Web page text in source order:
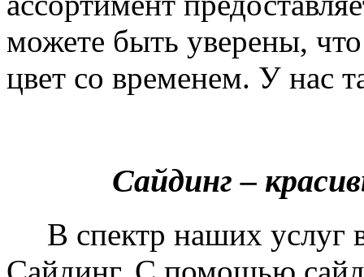
можете быть уверены,
цвет со временем. У нас
Сайдинг –
В спектр наших услуг